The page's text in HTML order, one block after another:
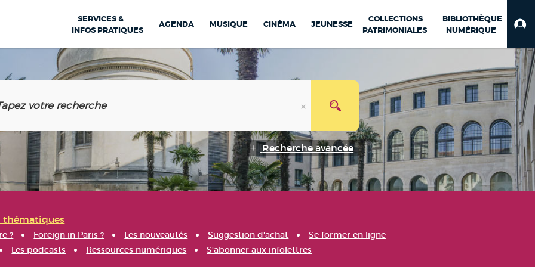
SERVICES &
INFOS PRATIQUES
AGENDA MUSIQUE CINÉMA JEUNESSE
COLLECTIONS
PATRIMONIALES
BIBLIOTHÈQUE
NUMÉRIQUE
Recherche avancée
thématiques
? Foreign in Paris ? Les nouveautés Suggestion d'achat
Se former en ligne
Les podcasts Ressources numériques S'abonner aux infolettres